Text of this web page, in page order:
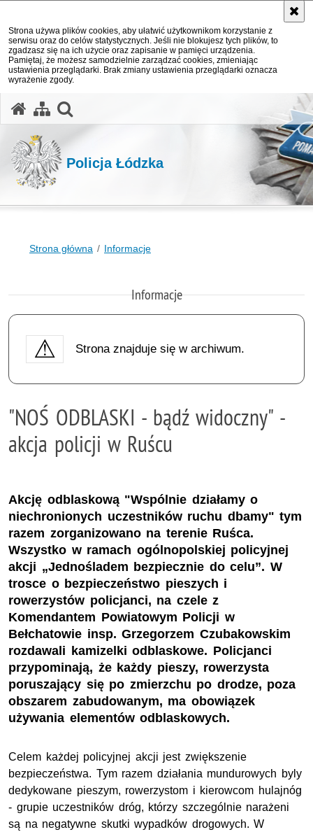
Strona używa plików cookies, aby ułatwić użytkownikom korzystanie z
serwisu oraz do celów statystycznych. Jeśli nie blokujesz tych plików, to
zgadzasz się na ich użycie oraz zapisanie w pamięci urządzenia.
Pamiętaj, że możesz samodzielnie zarządzać cookies, zmieniając
ustawienia przeglądarki. Brak zmiany ustawienia przeglądarki oznacza
wyrażenie zgody.
Policja Łódzka
Strona główna Informacje
Informacje
Strona znajduje się w archiwum.
"NOŚ ODBLASKI - bądź widoczny" -
akcja policji w Ruścu
Akcję odblaskową "Wspólnie działamy o
niechronionych uczestników ruchu dbamy" tym
razem zorganizowano na terenie Ruśca.
Wszystko w ramach ogólnopolskiej policyjnej
akcji „Jednośladem bezpiecznie do celu”. W
trosce o bezpieczeństwo pieszych i
rowerzystów policjanci, na czele z
Komendantem Powiatowym Policji w
Bełchatowie insp. Grzegorzem Czubakowskim
rozdawali kamizelki odblaskowe. Policjanci
przypominają, że każdy pieszy, rowerzysta
poruszający się po zmierzchu po drodze, poza
obszarem zabudowanym, ma obowiązek
używania elementów odblaskowych.
Celem każdej policyjnej akcji jest zwiększenie
bezpieczeństwa. Tym razem działania mundurowych byly
dedykowane pieszym, rowerzystom i kierowcom hulajnóg
- grupie uczestników dróg, którzy szczególnie narażeni
są na negatywne skutki wypadków drogowych. W